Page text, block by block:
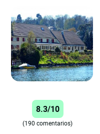
8.3/10
(190 comentarios)